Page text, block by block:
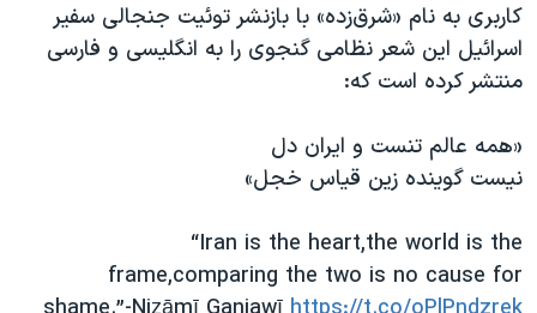
کاربری به نام «شرق‌زده» با بازنشر توئیت جنجالی سفیر
اسرائيل این شعر نظامی گنجوی را به انگلیسی و فارسی
منتشر کرده است که:
«همه عالم تنست و ایران دل
نیست گوینده زین قیاس خجل»
“Iran is the heart,the world is the
frame,comparing the two is no cause for